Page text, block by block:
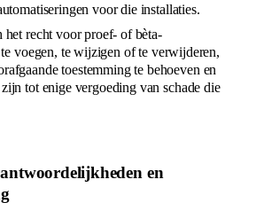
voor die installaties.
het recht voor proef- of bèta-
voegen, te wijzigen of te verwijderen,
toestemming te behoeven en
tot enige vergoeding van schade die
en